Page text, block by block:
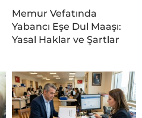
Memur Vefatında
Yabancı Eşe Dul Maaşı:
Yasal Haklar ve Şartlar